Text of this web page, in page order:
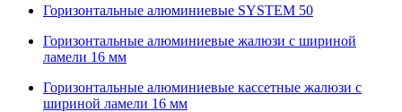
Горизонтальные алюминиевые SYSTEM 50
Горизонтальные алюминиевые жалюзи с шириной
ламели 16 мм
Горизонтальные алюминиевые кассетные жалюзи с
шириной ламели 16 мм